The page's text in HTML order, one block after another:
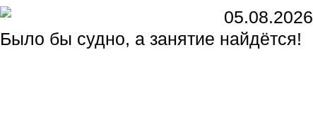
05.08.2026
Было бы судно, а занятие найдётся!